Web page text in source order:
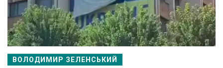
ВОЛОДИМИР ЗЕЛЕНСЬКИЙ